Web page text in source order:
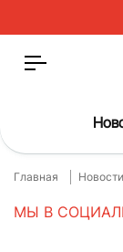
Главная
Главная Новости
МЫ В